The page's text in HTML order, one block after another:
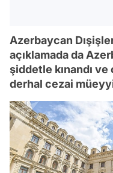
Azerbaycan
açıklamada da
şiddetle kınandı
derhal cezai